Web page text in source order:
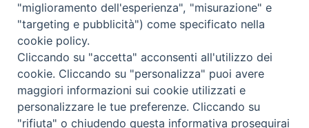
Segreteria Generale Centralino Tel: 0121.37.33.20
e-mail: centralino@diocesipinerolo.it
Orari e giorni di apertura:
Lunedì, Mercoledì e Venerdì: ore 9:15 – 11:30;
Martedì e Giovedì: ore 9:15 – 12
"miglioramento dell'esperienza", "misurazione" e
"targeting e pubblicità") come specificato nella
cookie policy.
Cliccando su "accetta" acconsenti all'utilizzo dei
cookie. Cliccando su "personalizza" puoi avere
maggiori informazioni sui cookie utilizzati e
personalizzare le tue preferenze. Cliccando su
"rifiuta" o chiudendo questa informativa proseguirai